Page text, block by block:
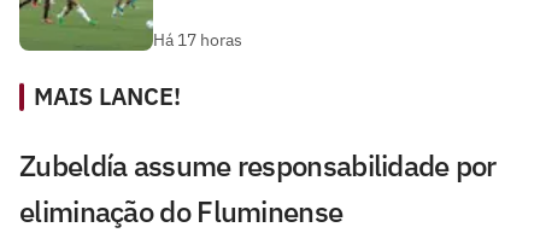
Há 17 horas
MAIS LANCE!
Zubeldía assume responsabilidade por
eliminação do Fluminense